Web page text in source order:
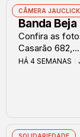
CÂMERA JAUCLICK
Banda
Confira as
Casarão 682,...
HÁ 4 SEMANAS
SOLIDARIEDADE